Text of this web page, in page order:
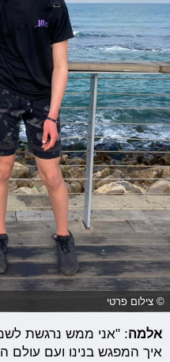
© צילום פרטי
אלמה: "אני ממש נרגשת
איך המפגש בנינו ועם עולם